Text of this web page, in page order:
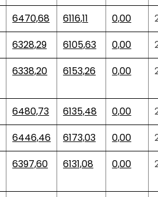
6470,68 6116,11 0,00
6328,29 6105,63 0,00
6338,20 6153,26 0,00
6480,73 6135,48 0,00
6446,46 6173,03 0,00
6397,60 6131,08 0,00